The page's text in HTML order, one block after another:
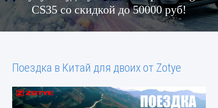
CS35 со скидкой до 50000 руб!
Поездка в Китай для двоих от Zotye